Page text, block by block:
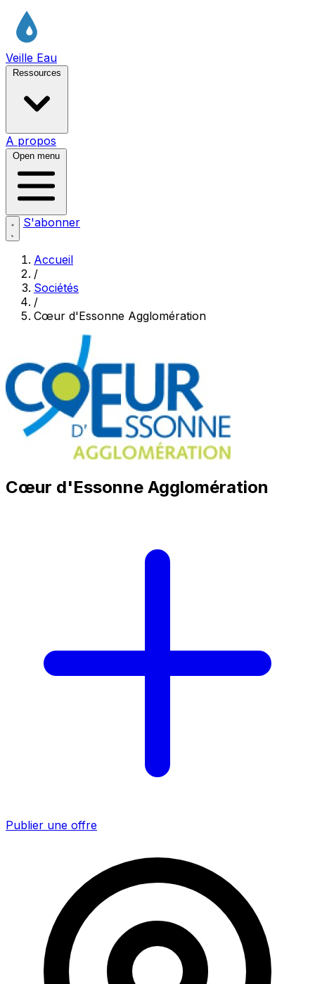
Veille Eau
Ressources
A propos
Open menu
S'abonner
Accueil
/
Sociétés
/
Cœur d'Essonne Agglomération
Cœur d'Essonne Agglomération
Publier une offre